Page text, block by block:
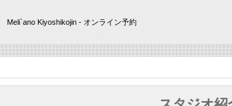
Meli`ano Kiyoshikojin - オンライン予約